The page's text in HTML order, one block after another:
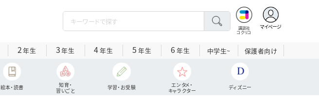
講談社
コクリコ
マイページ
2年生 3年生 4年生 5 年生 6 年生 中学生~ 保護者向け
絵本・読書
知育・
習いごと
学習・お受験
エンタメ・
キャラクター
ディズニー